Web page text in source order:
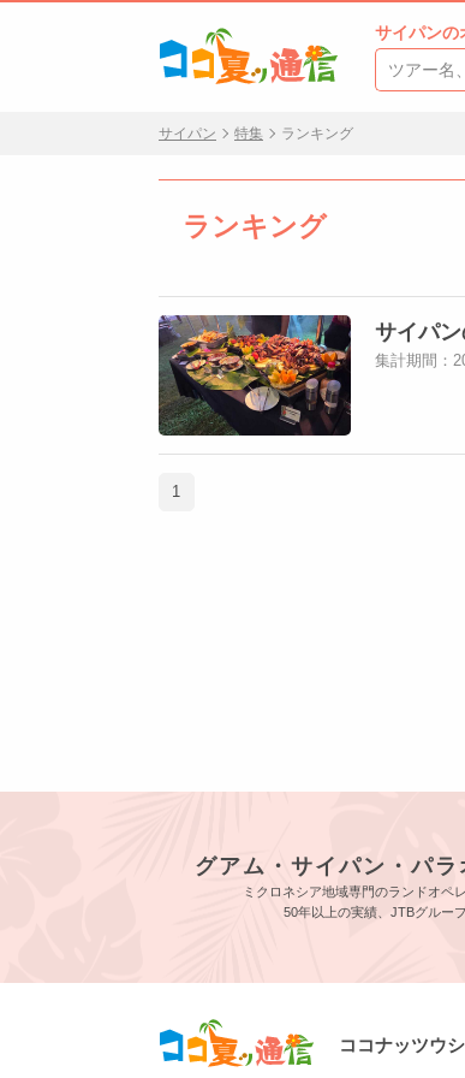
サイパンの
サイパン 特集 ランキング
ランキング
サイパ
集計期間：
1
グアム・サイパン・パラ
ミクロネシア地域専門のランドオペ
50年以上の実績、JTBグルー
ココナッツウ